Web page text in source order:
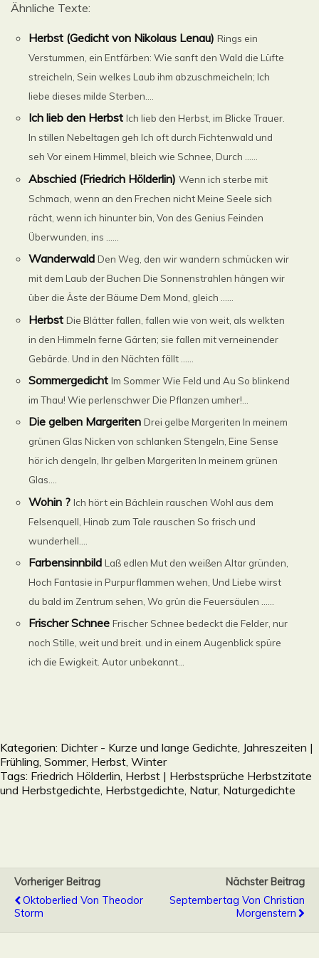
Ähnliche Texte:
Herbst (Gedicht von Nikolaus Lenau) Rings ein
Verstummen, ein Entfärben: Wie sanft den Wald die Lüfte
streicheln, Sein welkes Laub ihm abzuschmeicheln; Ich
liebe dieses milde Sterben....
Ich lieb den Herbst Ich lieb den Herbst, im Blicke Trauer.
In stillen Nebeltagen geh Ich oft durch Fichtenwald und
seh Vor einem Himmel, bleich wie Schnee, Durch ......
Abschied (Friedrich Hölderlin) Wenn ich sterbe mit
Schmach, wenn an den Frechen nicht Meine Seele sich
rächt, wenn ich hinunter bin, Von des Genius Feinden
Überwunden, ins ......
Wanderwald Den Weg, den wir wandern schmücken wir
mit dem Laub der Buchen Die Sonnenstrahlen hängen wir
über die Äste der Bäume Dem Mond, gleich ......
Herbst Die Blätter fallen, fallen wie von weit, als welkten
in den Himmeln ferne Gärten; sie fallen mit verneinender
Gebärde. Und in den Nächten fällt ......
Sommergedicht Im Sommer Wie Feld und Au So blinkend
im Thau! Wie perlenschwer Die Pflanzen umher!...
Die gelben Margeriten Drei gelbe Margeriten In meinem
grünen Glas Nicken von schlanken Stengeln, Eine Sense
hör ich dengeln, Ihr gelben Margeriten In meinem grünen
Glas....
Wohin ? Ich hört ein Bächlein rauschen Wohl aus dem
Felsenquell, Hinab zum Tale rauschen So frisch und
wunderhell....
Farbensinnbild Laß edlen Mut den weißen Altar gründen,
Hoch Fantasie in Purpurflammen wehen, Und Liebe wirst
du bald im Zentrum sehen, Wo grün die Feuersäulen ......
Frischer Schnee Frischer Schnee bedeckt die Felder, nur
noch Stille, weit und breit. und in einem Augenblick spüre
ich die Ewigkeit. Autor unbekannt...
Kategorien: Dichter - Kurze und lange Gedichte Jahreszeiten |
Frühling, Sommer, Herbst, Winter
Tags: Friedrich Hölderlin Herbst | Herbstsprüche Herbstzitate
und Herbstgedichte Herbstgedichte Natur, Naturgedichte
Vorheriger Beitrag
Oktoberlied Von Theodor
Storm
Nächster Beitrag
Septembertag Von Christian
Morgenstern